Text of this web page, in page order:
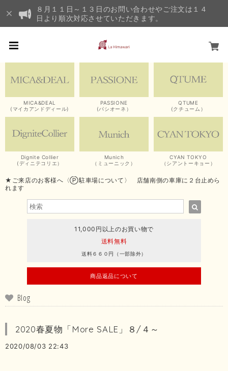
８月１１日～１３日のお問い合わせやご注文は１４
日より順次対応させていただきます。
MICA&DEAL
(マイカアンドディール)
PASSIONE
(パシオーネ）
QTUME
(クチューム）
Dignite Collier
(ディニテコリエ）
Munich
（ミューニック）
CYAN TOKYO
（シアントーキョー）
★ご来店のお客様へ〈Ⓟ駐車場について〉 店舗南側の車庫に２台止めら
れます
11,000円以上のお買い物で
送料無料
送料６６０円（一部除外）
商品返品について
Blog
2020春夏物「More SALE」８/４～
2020/08/03 22:43